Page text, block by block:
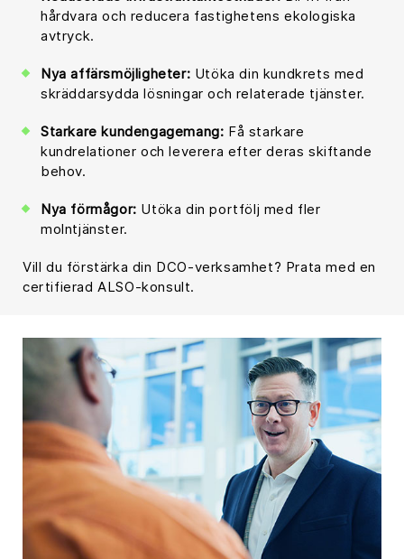
hårdvara och reducera fastighetens ekologiska
avtryck.
Nya affärsmöjligheter: Utöka din kundkrets med
skräddarsydda lösningar och relaterade tjänster.
Starkare kundengagemang: Få starkare
kundrelationer och leverera efter deras skiftande
behov.
Nya förmågor: Utöka din portfölj med fler
molntjänster.
Vill du förstärka din DCO-verksamhet? Prata med en
certifierad ALSO-konsult.